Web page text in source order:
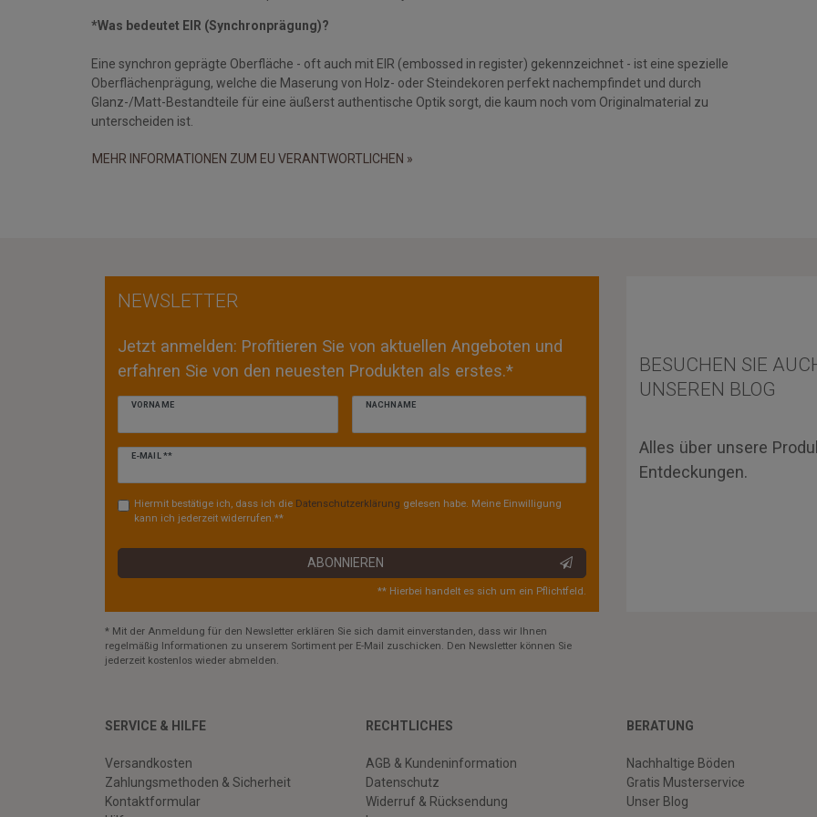
*Was bedeutet EIR (Synchronprägung)?
Eine synchron geprägte Oberfläche - oft auch mit EIR (embossed in register) gekennzeichnet - ist eine spezielle
Oberflächenprägung, welche die Maserung von Holz- oder Steindekoren perfekt nachempfindet und durch
Glanz-/Matt-Bestandteile für eine äußerst authentische Optik sorgt, die kaum noch vom Originalmaterial zu
unterscheiden ist.
MEHR INFORMATIONEN ZUM EU VERANTWORTLICHEN »
NEWSLETTER
Jetzt anmelden: Profitieren Sie von aktuellen Angeboten und
erfahren Sie von den neuesten Produkten als erstes.*
VORNAME NACHNAME
E-MAIL **
Newsletter
Hiermit bestätige ich, dass ich die Daten­schutz­erklärung gelesen habe. Meine Einwilligung
kann ich jederzeit widerrufen.**
ABONNIEREN
** Hierbei handelt es sich um ein Pflichtfeld.
BESUCHEN SIE
UNSEREN BLOG
Alles über unsere
Entdeckungen.
* Mit der Anmeldung für den Newsletter erklären Sie sich damit einverstanden, dass wir Ihnen
regelmäßig Informationen zu unserem Sortiment per E-Mail zuschicken. Den Newsletter können Sie
jederzeit kostenlos wieder abmelden.
SERVICE & HILFE
Versandkosten
Zahlungsmethoden & Sicherheit
Kontaktformular
RECHTLICHES
AGB & Kundeninformation
Datenschutz
Widerruf & Rücksendung
BERATUNG
Nachhaltige Böden
Gratis Musterservice
Unser Blog